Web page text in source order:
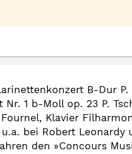
B-Dur P.
Nr. 1 b-Moll op. 23 P.
Klavier
bei Robert Leonardy
den »Concours